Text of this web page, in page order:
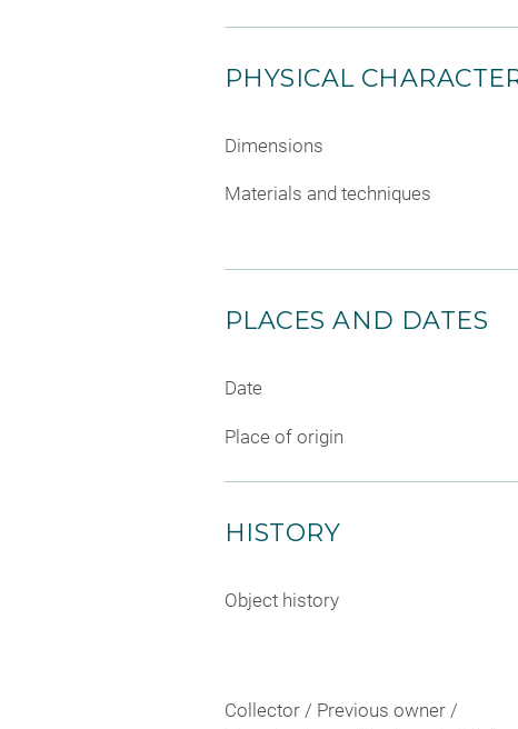
PHYSICAL
Dimensions
Materials and techniques
PLACES AND DATES
Date
Place of origin
HISTORY
Object history
Collector / Previous owner /